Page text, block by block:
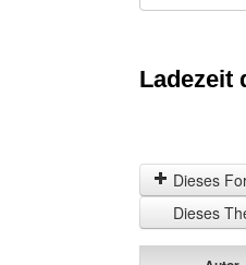
Ladezeit
Dieses
Dieses